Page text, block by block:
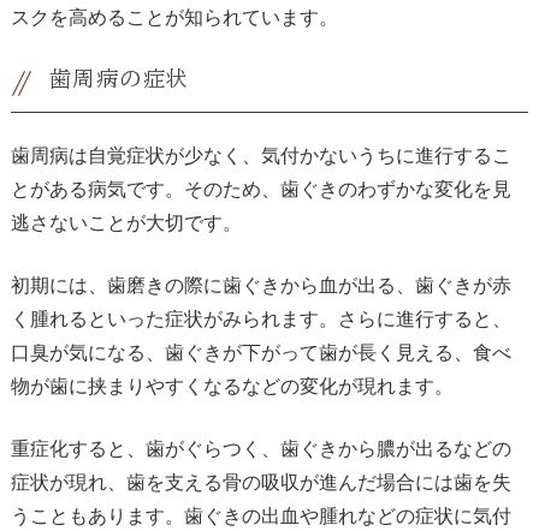
スクを高めることが知られています。
歯周病の症状
歯周病は自覚症状が少なく、気付かないうちに進行するこ
とがある病気です。そのため、歯ぐきのわずかな変化を見
逃さないことが大切です。
初期には、歯磨きの際に歯ぐきから血が出る、歯ぐきが赤
く腫れるといった症状がみられます。さらに進行すると、
口臭が気になる、歯ぐきが下がって歯が長く見える、食べ
物が歯に挟まりやすくなるなどの変化が現れます。
重症化すると、歯がぐらつく、歯ぐきから膿が出るなどの
症状が現れ、歯を支える骨の吸収が進んだ場合には歯を失
うこともあります。歯ぐきの出血や腫れなどの症状に気付